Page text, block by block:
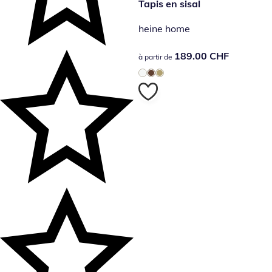
189.00 CHF
Tapis en sisal
heine home
189.00 CHF
à partir de 189.00 CHF